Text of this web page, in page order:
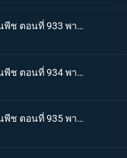
One piece วันพีช ตอนที่ 933 พากย์ไทย กิวคิมารุ! ศึกตัดสินของโซโลบนสะพานโออิฮางิ
One piece วันพีช ตอนที่ 934 พากย์ไทย สถานะการณ์พลิกผัน! วิชาสามดาบข้ามเงื้อมมือมัจจุราช!
One piece วันพีช ตอนที่ 935 พากย์ไทย โซโลต้องตะลึง! ตัวตนที่แท้จริงของสาวงามผู้เลอโฉม